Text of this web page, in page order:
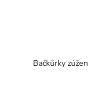
Bačkůrky